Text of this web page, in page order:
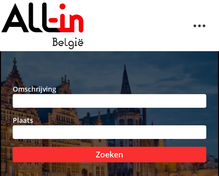
Omschrijving
Plaats
Zoeken